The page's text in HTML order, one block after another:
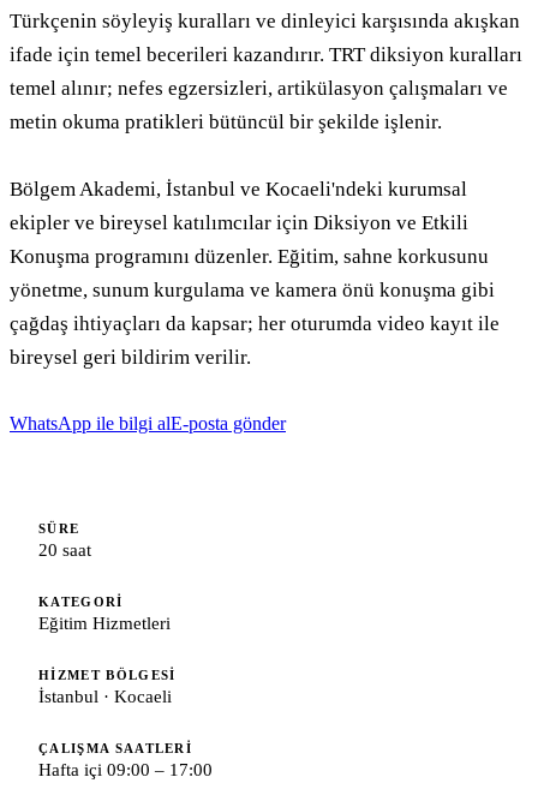
Türkçenin söyleyiş kuralları ve dinleyici karşısında akışkan
ifade için temel becerileri kazandırır. TRT diksiyon kuralları
temel alınır; nefes egzersizleri, artikülasyon çalışmaları ve
metin okuma pratikleri bütüncül bir şekilde işlenir.
Bölgem Akademi, İstanbul ve Kocaeli'ndeki kurumsal
ekipler ve bireysel katılımcılar için Diksiyon ve Etkili
Konuşma programını düzenler. Eğitim, sahne korkusunu
yönetme, sunum kurgulama ve kamera önü konuşma gibi
çağdaş ihtiyaçları da kapsar; her oturumda video kayıt ile
bireysel geri bildirim verilir.
WhatsApp ile bilgi alE-posta gönder
SÜRE
20 saat
KATEGORI
Eğitim Hizmetleri
HIZMET BÖLGESI
İstanbul · Kocaeli
ÇALIŞMA SAATLERI
Hafta içi 09:00 – 17:00